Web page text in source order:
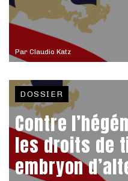
Par Claudio Katz
DOSSIER
Contre
les droits de
embryon